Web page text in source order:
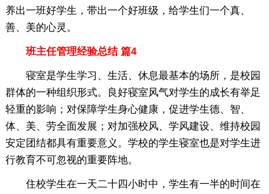
养出一班好学生，带出一个好班级，给学生们一个真、
善、美的心灵。
班主任管理经验总结 篇4
寝室是学生学习、生活、休息最基本的场所，是校园
群体的一种组织形式。良好寝室风气对学生的成长有举足
轻重的影响；对保障学生身心健康，促进学生德、智、
体、美、劳全面发展；对加强校风、学风建设、维持校园
安定团结都具有重要意义。学校的学生寝室也是对学生进
行教育不可忽视的重要阵地。
住校学生在一天二十四小时中，学生有一半的时间在